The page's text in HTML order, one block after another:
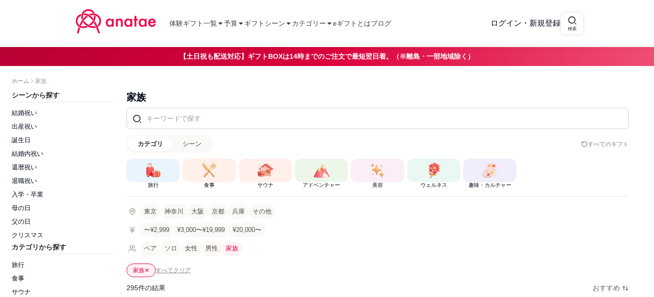
体験ギフト一覧 予算 ギフトシーン カテゴリー eギフトとはブログ ログイン・新規登録
検索
【土日祝も配送対応】ギフトBOXは14時までのご注文で最短翌日着。（※離島・一部地域除く）
ホーム 家族
シーンから探す
結婚祝い
出産祝い
誕生日
結婚内祝い
還暦祝い
退職祝い
入学・卒業
母の日
父の日
クリスマス
カテゴリから探す
旅行
食事
サウナ
家族
カテゴリ シーン すべてのギフト
旅行 食事 サウナ アドベンチャー 美容 ウェルネス 趣味・カルチャー
東京 神奈川 大阪 京都 兵庫 その他
〜¥2,999 ¥3,000〜¥19,999 ¥20,000〜
ペア ソロ 女性 男性 家族
家族✕ すべてクリア
295件の結果 おすすめ